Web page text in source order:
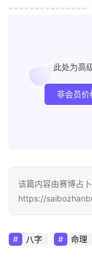
此处为高
非会员价
该篇内容由赛博占
https://
八字 命理